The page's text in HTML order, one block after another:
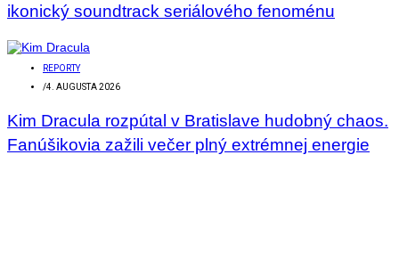
ikonický soundtrack seriálového fenoménu
REPORTY
/4. AUGUSTA 2026
Kim Dracula rozpútal v Bratislave hudobný chaos.
Fanúšikovia zažili večer plný extrémnej energie